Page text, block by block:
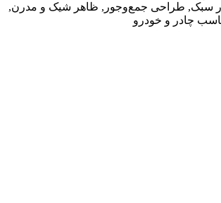
سبک, طراحی جمع‌وجور, ظاهر شیک و مدرن,
چادر و خودرو